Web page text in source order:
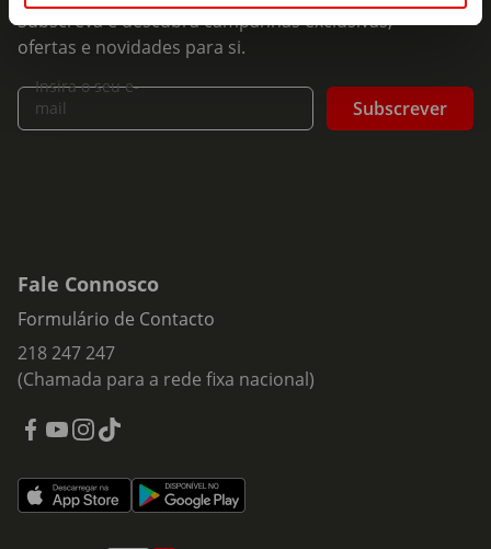
Subscreva e descubra campanhas exclusivas,
ofertas e novidades para si.
Insira o seu e-
mail
Subscrever
Fale Connosco
Formulário de Contacto
218 247 247
(Chamada para a rede fixa nacional)